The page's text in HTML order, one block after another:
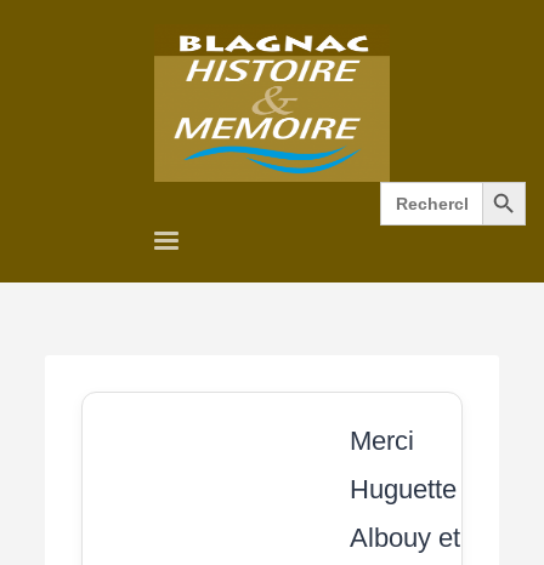
Search
for:
Search Button
Merci
Huguette
Albouy et